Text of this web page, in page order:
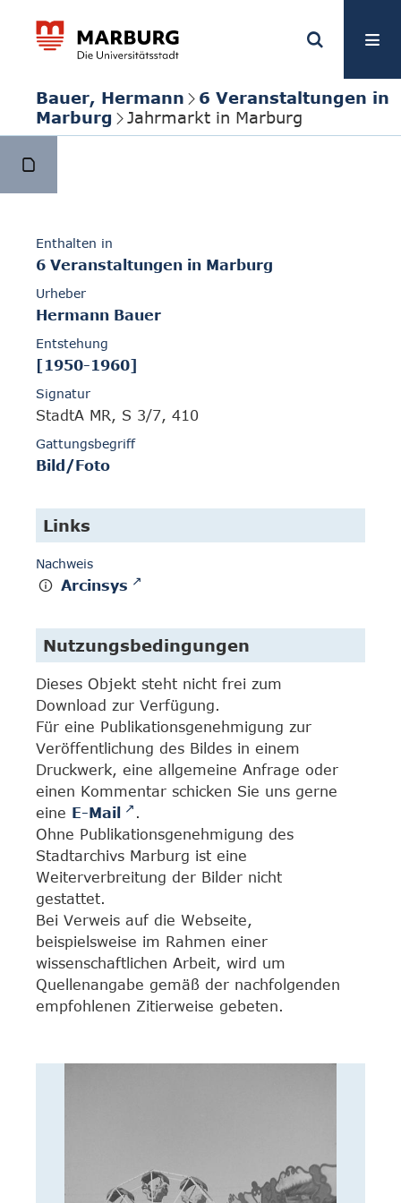
Bauer, Hermann
6 Veranstaltungen in
Marburg
Jahrmarkt in Marburg
Enthalten in
6 Veranstaltungen in Marburg
Urheber
Hermann Bauer
Entstehung
[1950-1960]
Signatur
StadtA MR, S 3/7, 410
Gattungsbegriff
Bild/Foto
Links
Nachweis
Arcinsys
Nutzungsbedingungen
Dieses Objekt steht nicht frei zum
Download zur Verfügung.
Für eine Publikationsgenehmigung zur
Veröffentlichung des Bildes in einem
Druckwerk, eine allgemeine Anfrage oder
einen Kommentar schicken Sie uns gerne
eine E-Mail
.
Ohne Publikationsgenehmigung des
Stadtarchivs Marburg ist eine
Weiterverbreitung der Bilder nicht
gestattet.
Bei Verweis auf die Webseite,
beispielsweise im Rahmen einer
wissenschaftlichen Arbeit, wird um
Quellenangabe gemäß der nachfolgenden
empfohlenen Zitierweise gebeten.